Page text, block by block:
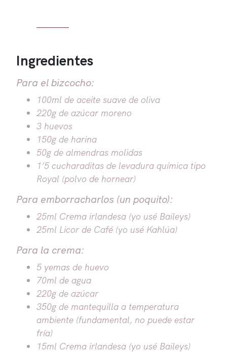
Ingredientes
Para el bizcocho:
100ml de aceite suave de oliva
220g de azúcar moreno
3 huevos
150g de harina
50g de almendras molidas
1’5 cucharaditas de levadura química tipo
Royal (polvo de hornear)
Para emborracharlos (un poquito):
25ml Crema irlandesa (yo usé Baileys)
25ml Licor de Café (yo usé Kahlúa)
Para la crema:
5 yemas de huevo
70ml de agua
220g de azúcar
350g de mantequilla a temperatura
ambiente (fundamental, no puede estar
fría)
15ml Crema irlandesa (yo usé Baileys)